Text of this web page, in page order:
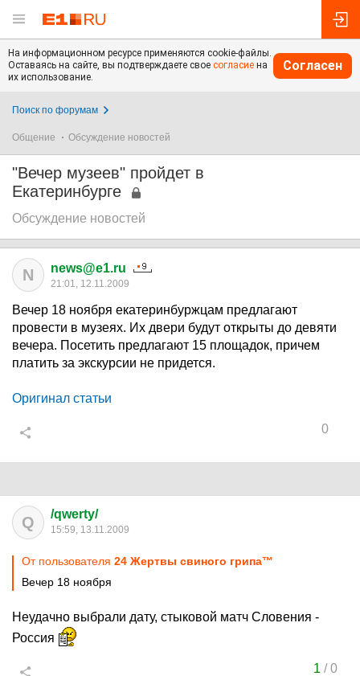
На информационном ресурсе применяются cookie-файлы.
Оставаясь на сайте, вы подтверждаете свое согласие на
их использование.
Согласен
Поиск по форумам
Общение Обсуждение новостей
"Вечер музеев" пройдет в
Екатеринбурге
Обсуждение новостей
N news@e1.ru
21:01, 12.11.2009
Вечер 18 ноября екатеринбуржцам предлагают
провести в музеях. Их двери будут открыты до девяти
вечера. Посетить предлагают 15 площадок, причем
платить за экскурсии не придется.
Оригинал статьи
0
Q /qwerty/
15:59, 13.11.2009
От пользователя 24 Жертвы свиного грипа™
Вечер 18 ноября
Неудачно выбрали дату, стыковой матч Словения -
Россия
1 /0